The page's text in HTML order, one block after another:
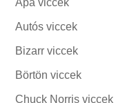
Apa viccek
Autós viccek
Bizarr viccek
Börtön viccek
Chuck Norris viccek